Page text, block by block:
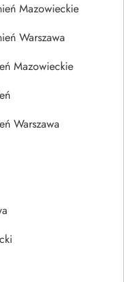
Mazowieckie
Warszawa
Mazowieckie
Warszawa